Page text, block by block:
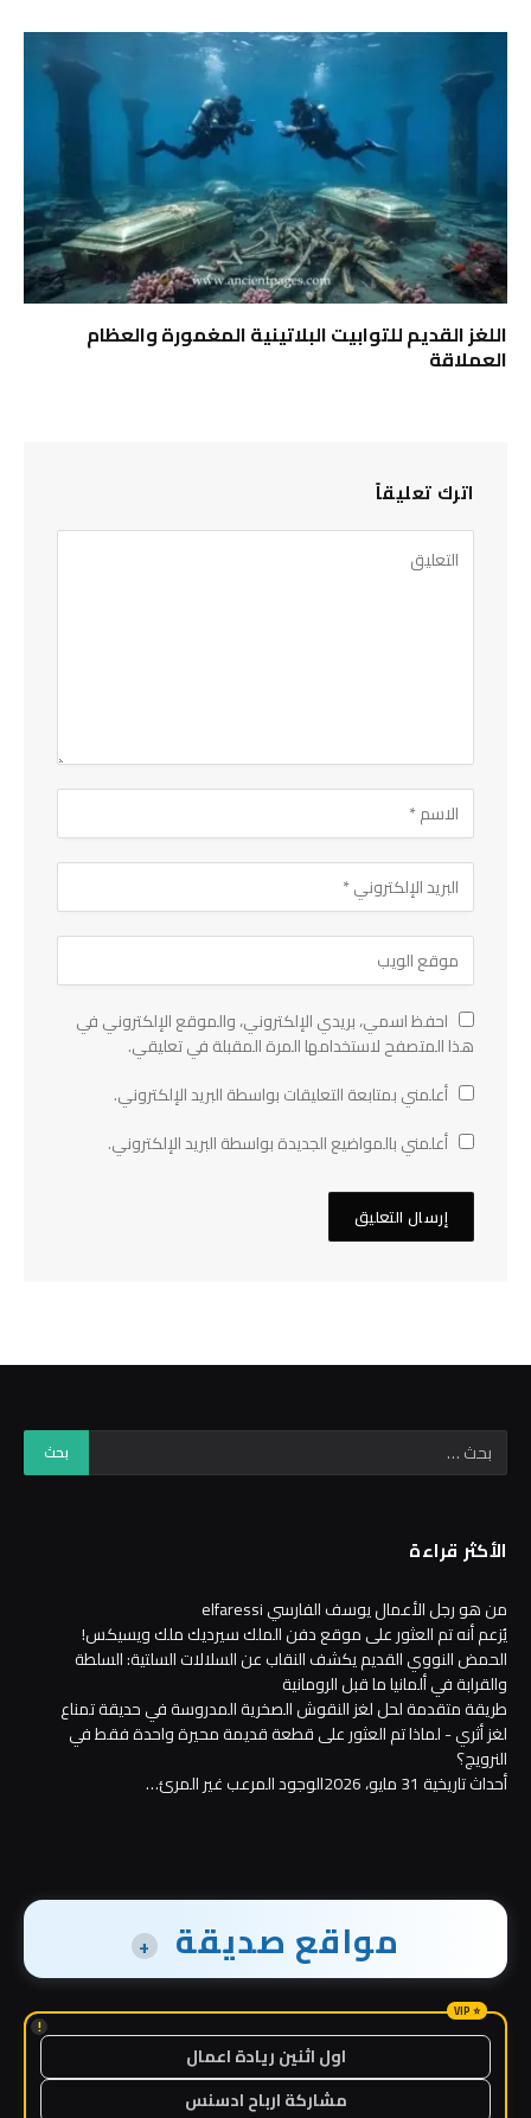
اللغز القديم للتوابيت البلاتينية المغمورة والعظام
العملاقة
اترك تعليقاً
احفظ اسمي، بريدي الإلكتروني، والموقع الإلكتروني في
هذا المتصفح لاستخدامها المرة المقبلة في تعليقي.
أعلمني بمتابعة التعليقات بواسطة البريد الإلكتروني.
أعلمني بالمواضيع الجديدة بواسطة البريد الإلكتروني.
الأكثر قراءة
من هو رجل الأعمال يوسف الفارسي elfaressi
يُزعم أنه تم العثور على موقع دفن الملك سيرديك ملك ويسيكس!
الحمض النووي القديم يكشف النقاب عن السلالات السلتية: السلطة
والقرابة في ألمانيا ما قبل الرومانية
طريقة متقدمة لحل لغز النقوش الصخرية المدروسة في حديقة تمناع
لغز أثري - لماذا تم العثور على قطعة قديمة محيرة واحدة فقط في
النرويج؟
أحداث تاريخية 31 مايو، 2026الوجود المرعب غير المرئ…
مواقع صديقة +
!
اول اثنين ريادة اعمال
مشاركة ارباح ادسنس